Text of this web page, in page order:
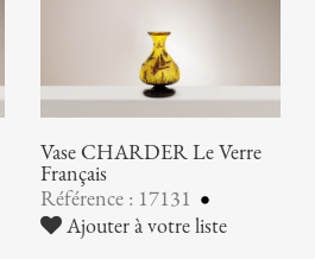
Vase CHARDER Le Verre
Français
Référence : 17131
Ajouter à votre liste